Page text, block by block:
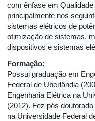
com ênfase em
principalmente nos
sistemas elétricos de
otimização de sistemas,
dispositivos e sistemas
Formação:
Possui graduação em
Federal de Uberlândia
Engenharia Elétrica na
(2012). Fez pós
na Universidade Federal